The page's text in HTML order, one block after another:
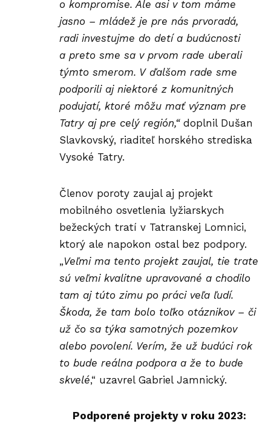
o kompromise. Ale asi v tom máme
jasno – mládež je pre nás prvoradá,
radi investujme do detí a budúcnosti
a preto sme sa v prvom rade uberali
týmto smerom. V ďalšom rade sme
podporili aj niektoré z komunitných
podujatí, ktoré môžu mať význam pre
Tatry aj pre celý región,“ doplnil Dušan
Slavkovský, riaditeľ horského strediska
Vysoké Tatry.
Členov poroty zaujal aj projekt
mobilného osvetlenia lyžiarskych
bežeckých tratí v Tatranskej Lomnici,
ktorý ale napokon ostal bez podpory.
„Veľmi ma tento projekt zaujal, tie trate
sú veľmi kvalitne upravované a chodilo
tam aj túto zimu po práci veľa ľudí.
Škoda, že tam bolo toľko otáznikov – či
už čo sa týka samotných pozemkov
alebo povolení. Verím, že už budúci rok
to bude reálna podpora a že to bude
skvelé,“ uzavrel Gabriel Jamnický.
Podporené projekty v roku 2023: